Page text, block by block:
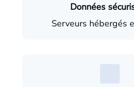
Données
Serveurs hébergés